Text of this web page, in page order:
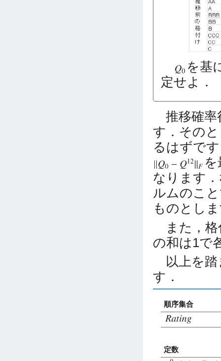
を基
定せよ．
推移確率
す．その
るはずで
なります
ルムのこ
ものとし
また，格
の和は1で
以上を踏
す．
順序集合
定数